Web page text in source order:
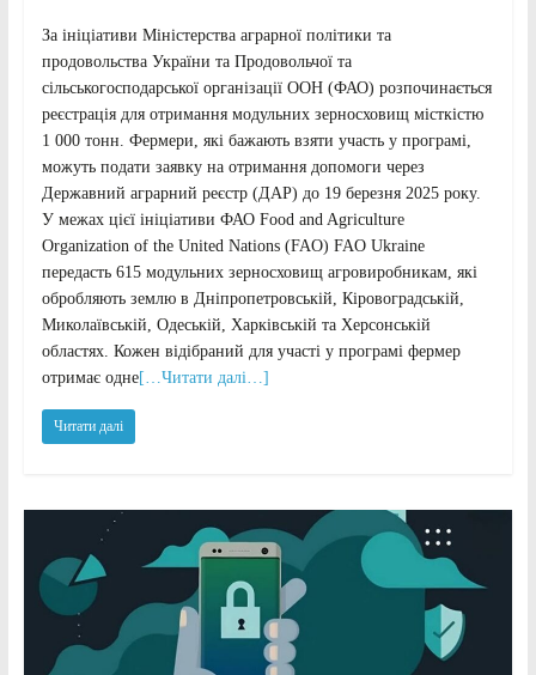
За ініціативи Міністерства аграрної політики та
продовольства України та Продовольчої та
сільськогосподарської організації ООН (ФАО) розпочинається
реєстрація для отримання модульних зерносховищ місткістю
1 000 тонн. Фермери, які бажають взяти участь у програмі,
можуть подати заявку на отримання допомоги через
Державний аграрний реєстр (ДАР) до 19 березня 2025 року.
У межах цієї ініціативи ФАО Food and Agriculture
Organization of the United Nations (FAO) FAO Ukraine
передасть 615 модульних зерносховищ агровиробникам, які
обробляють землю в Дніпропетровській, Кіровоградській,
Миколаївській, Одеській, Харківській та Херсонській
областях. Кожен відібраний для участі у програмі фермер
отримає одне[…Читати далі…]
Читати далі